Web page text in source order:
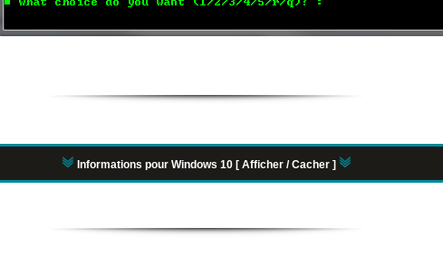
Informations pour Windows 10 [ Afficher / Cacher ]